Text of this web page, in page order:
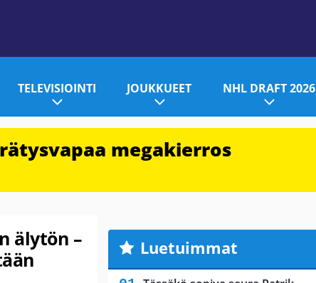
TELEVISIOINTI JOUKKUEET NHL DRAFT 2026
megakierros
älytön –
Luetuimmat